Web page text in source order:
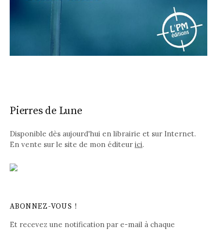
Pierres de Lune
Disponible dès aujourd'hui en librairie et sur Internet.
En vente sur le site de mon éditeur ici.
ABONNEZ-VOUS !
Et recevez une notification par e-mail à chaque